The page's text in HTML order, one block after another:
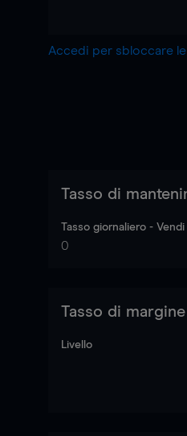
Accedi per sbloccare
Tasso di
Tasso giornaliero - Vendi
0
Tasso di margine
Livello